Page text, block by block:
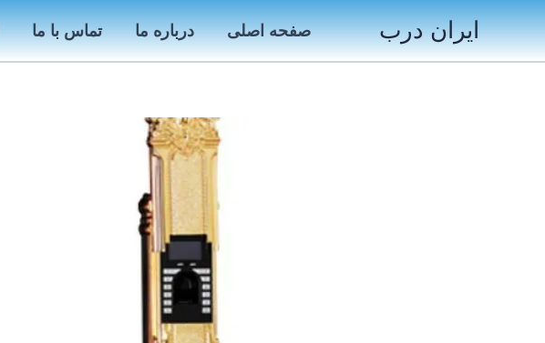
پرش
به
محتوا
ایران درب صفحه اصلی درباره ما تماس با ما